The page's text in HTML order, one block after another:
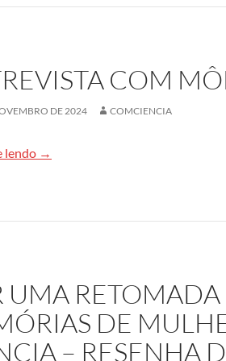
COM
DE 2024 COMCIENCIA
lendo Entrevista com Mônica Sacramento
→
UMA
DE
– RESENHA